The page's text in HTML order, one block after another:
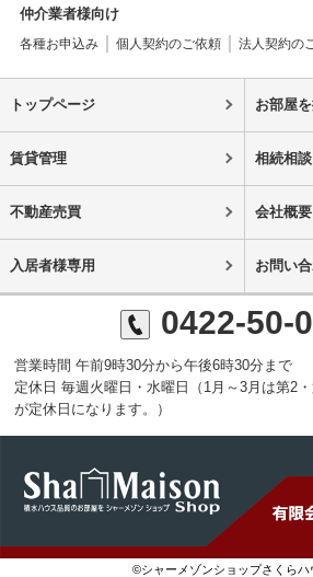
仲介業者様向け
各種お申込み 個人契約のご依頼 法人契約の
トップページ お部屋
賃貸管理 相続相談
不動産売買 会社概要
入居者様専用 お問い
0422-50-
営業時間 午前9時30分から午後6時30分まで
定休日 毎週火曜日・水曜日（1月～3月は第2
が定休日になります。）
©シャーメゾンショップさくらハ